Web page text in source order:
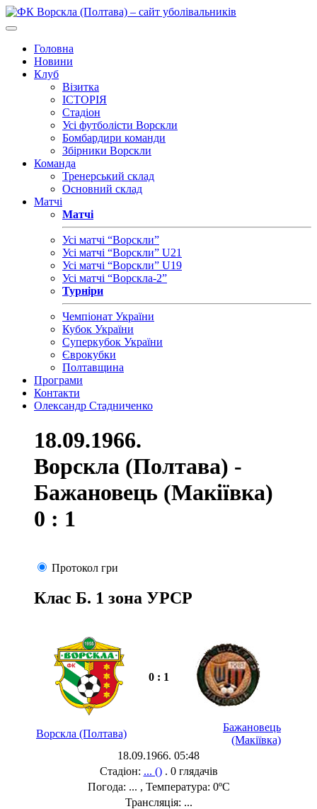
Головна
Новини
Клуб
Візитка
ІСТОРІЯ
Стадіон
Усі футболісти Ворскли
Бомбардири команди
Збірники Ворскли
Команда
Тренерський склад
Основний склад
Матчі
Матчі
Усі матчі “Ворскли”
Усі матчі “Ворскли” U21
Усі матчі “Ворскли” U19
Усі матчі “Ворскла-2”
Турніри
Чемпіонат України
Кубок України
Суперкубок України
Єврокубки
Полтавщина
Програми
Контакти
Олександр Стадниченко
18.09.1966.
Ворскла (Полтава) -
Бажановець (Макіївка)
0 : 1
Протокол гри
Клас Б. 1 зона УРСР
0 : 1
Ворскла (Полтава)
Бажановець
(Макіївка)
18.09.1966. 05:48
Стадіон: ... (). 0 глядачів
Погода: ... , Температура: 0ºC
Трансляція: ...